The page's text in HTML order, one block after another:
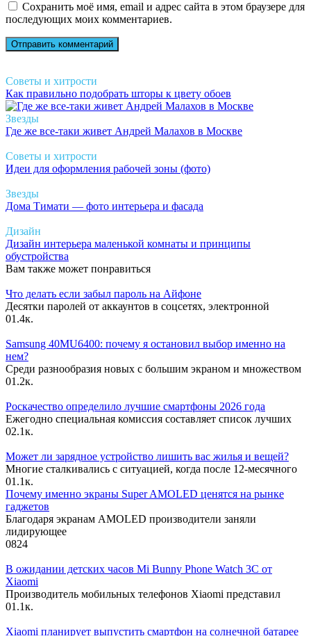
Сохранить моё имя, email и адрес сайта в этом браузере для
последующих моих комментариев.
Советы и хитрости
Как правильно подобрать шторы к цвету обоев
Звезды
Где же все-таки живет Андрей Малахов в Москве
Советы и хитрости
Идеи для оформления рабочей зоны (фото)
Звезды
Дома Тимати — фото интерьера и фасада
Дизайн
Дизайн интерьера маленькой комнаты и принципы
обустройства
Вам также может понравиться
Что делать если забыл пароль на Айфоне
Десятки паролей от аккаунтов в соцсетях, электронной
01.4к.
Samsung 40MU6400: почему я остановил выбор именно на
нем?
Среди разнообразия новых с большим экраном и множеством
01.2к.
Роскачество определило лучшие смартфоны 2026 года
Ежегодно специальная комиссия составляет список лучших
02.1к.
Может ли зарядное устройство лишить вас жилья и вещей?
Многие сталкивались с ситуацией, когда после 12-месячного
01.1к.
Почему именно экраны Super AMOLED ценятся на рынке
гаджетов
Благодаря экранам AMOLED производители заняли
лидирующее
0824
В ожидании детских часов Mi Bunny Phone Watch 3C от
Xiaomi
Производитель мобильных телефонов Xiaomi представил
01.1к.
Xiaomi планирует выпустить смартфон на солнечной батарее